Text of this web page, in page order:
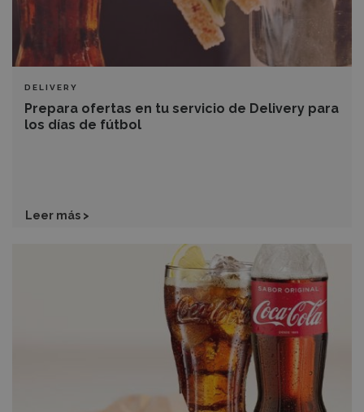
DELIVERY
Prepara ofertas en tu servicio de Delivery para
los días de fútbol
días
de
fútbol
Leer más >